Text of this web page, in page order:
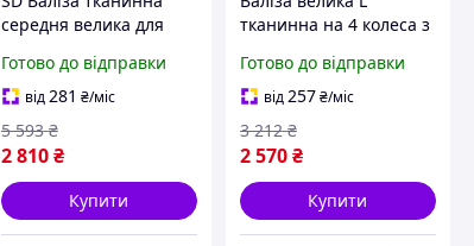
середня велика для
коліщатами Sadok top 2
шт чорно-вишневий
Sad-03
Готово до відправки
від281 ₴/міс
2 810 ₴
5 593 ₴
Купити
тканинна на 4 колеса з
телескопічною ручкою
міцна для подорожей
Готово до відправки
від257₴/міс
2 570₴
3 212 ₴
Купити